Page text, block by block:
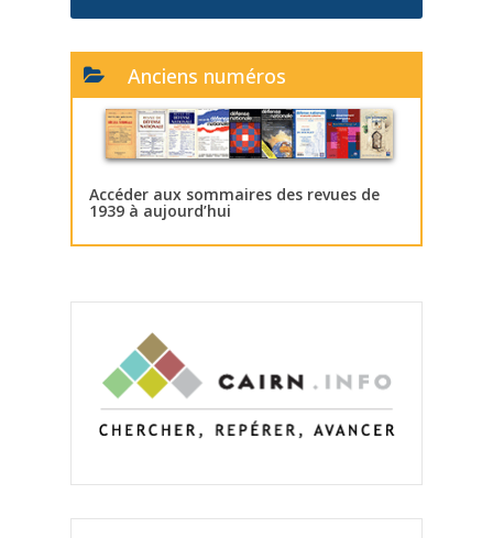
Anciens numéros
Accéder aux sommaires des revues de
1939 à aujourd’hui